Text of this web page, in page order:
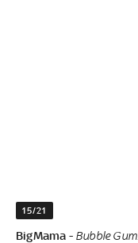
15/21
BigMama -Bubble Gum